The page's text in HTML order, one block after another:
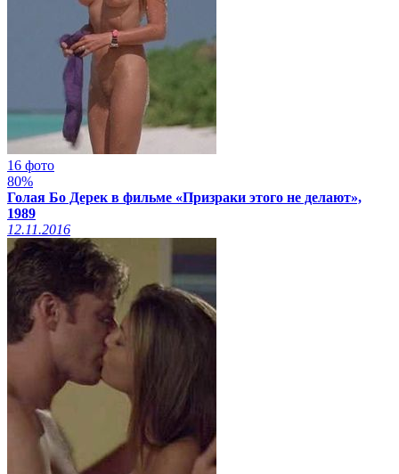
16 фото
80%
Голая Бо Дерек в фильме «Призраки этого не делают»,
1989
12.11.2016